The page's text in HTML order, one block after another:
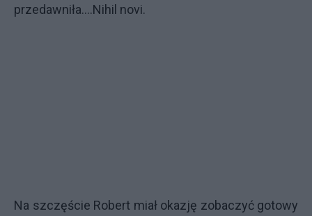
przedawniła….Nihil novi.
Na szczęście Robert miał okazję zobaczyć gotowy